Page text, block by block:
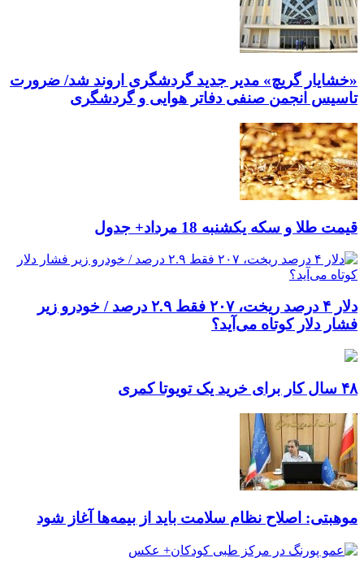
«خشایار گریچ» مدیر جدید گردشگری اروند شد/ ضرورت
تاسیس انجمن صنفی دفاتر هوایی و گردشگری
قیمت طلا و سکه یکشنبه 18 مرداد+ جدول
دلار ۴ درصد ریخت، ۲۰۷ فقط ۲.۹ درصد / خودرو زیر
فشار دلار کوتاه می‌آید؟
۴۸ سال کار برای خرید یک تویوتا کمری
موهبتی: اصلاح نظام سلامت باید از بیمه‌ها آغاز شود